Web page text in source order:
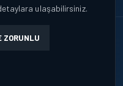
ve Analiz Platformu. Tüm
ve tercih yönetimi
ulaşabilirsiniz.
ZORUNLU